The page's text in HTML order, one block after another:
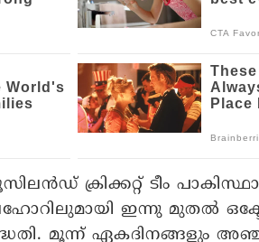
ക്രിക്കറ്റ് ടീം
ഇന്നു മുതല്‍
മൂന്ന് ഏകദിനങ്ങളും അഞ്ച്